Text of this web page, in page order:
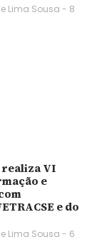
Lima Sousa
8
realiza VI
e
e do
Lima Sousa
6